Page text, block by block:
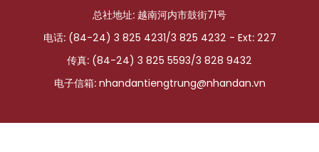
总社地址: 越南河内市鼓街71号
电话: (84-24) 3 825 4231/3 825 4232 - Ext: 227
传真: (84-24) 3 825 5593/3 828 9432
电子信箱: nhandantiengtrung@nhandan.vn